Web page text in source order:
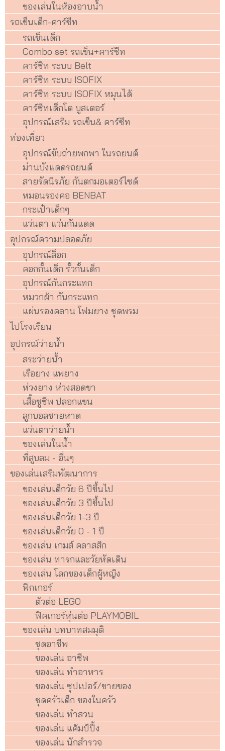
ของเล่นในห้องอาบน้ำ
รถเข็นเด็ก-คาร์ซีท
รถเข็นเด็ก
Combo set รถเข็น+คาร์ซีท
คาร์ซีท ระบบ Belt
คาร์ซีท ระบบ ISOFIX
คาร์ซีท ระบบ ISOFIX หมุนได้
คาร์ซีทเด็กโต บูสเตอร์
อุปกรณ์เสริม รถเข็น& คาร์ซีท
ท่องเที่ยว
อุปกรณ์ขับถ่ายพกพา ในรถยนต์
ม่านบังแดดรถยนต์
สายรัดนิรภัย กันตกมอเตอร์ไซด์
หมอนรองคอ BENBAT
กระเป๋าเด็กๆ
แว่นตา แว่นกันแดด
อุปกรณ์ความปลอดภัย
อุปกรณ์ล็อก
คอกกั้นเด็ก รั้วกั้นเด็ก
อุปกรณ์กันกระแทก
หมวกผ้า กันกระแทก
แผ่นรองคลาน โฟมยาง ชุดพรม
ไปโรงเรียน
อุปกรณ์ว่ายน้ำ
สระว่ายน้ำ
เรือยาง แพยาง
ห่วงยาง ห่วงสอดขา
เสื้อชูชีพ ปลอกแขน
ลูกบอลชายหาด
แว่นตาว่ายน้ำ
ของเล่นในน้ำ
ที่สูบลม - อื่นๆ
ของเล่นเสริมพัฒนาการ
ของเล่นเด็กวัย 6 ปีขึ้นไป
ของเล่นเด็กวัย 3 ปีขึ้นไป
ของเล่นเด็กวัย 1-3 ปี
ของเล่นเด็กวัย 0 - 1 ปี
ของเล่น เกมส์ คลาสสิก
ของเล่น ทารกและวัยหัดเดิน
ของเล่น โลกของเด็กผู้หญิง
ฟิกเกอร์
ตัวต่อ LEGO
ฟิคเกอร์หุ่นต่อ PLAYMOBIL
ของเล่น บทบาทสมมุติ
ชุดอาชีพ
ของเล่น อาชีพ
ของเล่น ทำอาหาร
ของเล่น ซุปเปอร์/ขายของ
ชุดครัวเด็ก ของในครัว
ของเล่น ทำสวน
ของเล่น แค้มป์ปิ้ง
ของเล่น นักสำรวจ